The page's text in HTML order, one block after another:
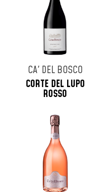
CA' DEL BOSCO
CORTE DEL LUPO
ROSSO